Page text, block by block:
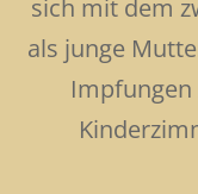
sich mit dem
als junge